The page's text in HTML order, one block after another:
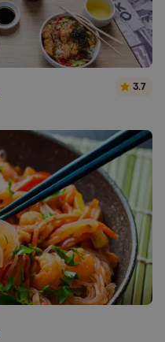
3.7